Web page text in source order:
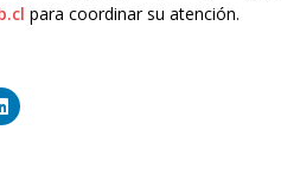
para coordinar su atención.